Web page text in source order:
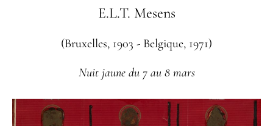
E.L.T. Mesens
(Bruxelles, 1903 - Belgique, 1971)
Nuit jaune du 7 au 8 mars